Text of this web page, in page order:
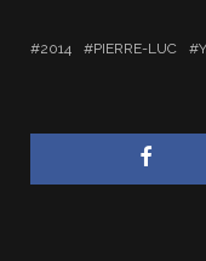
2014 PIERRE-LUC